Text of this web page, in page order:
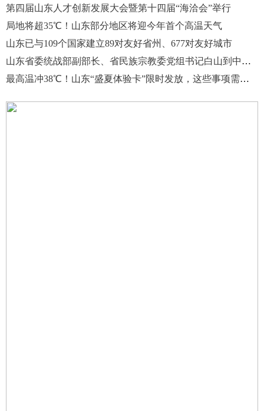
第四届山东人才创新发展大会暨第十四届“海洽会”举行
局地将超35℃！山东部分地区将迎今年首个高温天气
山东已与109个国家建立89对友好省州、677对友好城市
山东省委统战部副部长、省民族宗教委党组书记白山到中新社山东分社走访调研
最高温冲38℃！山东“盛夏体验卡”限时发放，这些事项需注意